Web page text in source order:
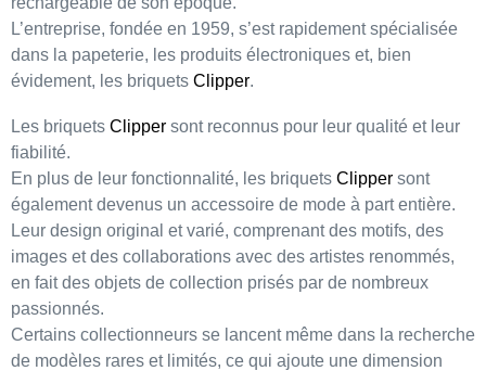
L’entreprise, fondée en 1959, s’est rapidement spécialisée
dans la papeterie, les produits électroniques et, bien
évidement, les briquets Clipper.
Les briquets Clipper sont reconnus pour leur qualité et leur
fiabilité.
En plus de leur fonctionnalité, les briquets Clipper sont
également devenus un accessoire de mode à part entière.
Leur design original etvarié, comprenant des motifs, des
images et des collaborations avec des artistes renommés,
en fait des objets de collection prisés par de nombreux
passionnés.
Certains collectionneurs se lancent même dans la recherche
de modèles rares et limités, ce qui ajoute une dimension